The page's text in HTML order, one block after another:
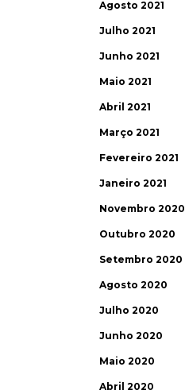
Agosto 2021
Julho 2021
Junho 2021
Maio 2021
Abril 2021
Março 2021
Fevereiro 2021
Janeiro 2021
Novembro 2020
Outubro 2020
Setembro 2020
Agosto 2020
Julho 2020
Junho 2020
Maio 2020
Abril 2020